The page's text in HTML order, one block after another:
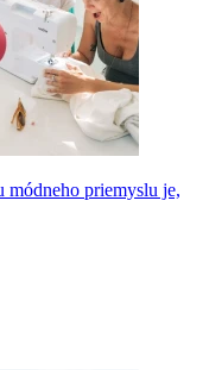
módneho priemyslu je,